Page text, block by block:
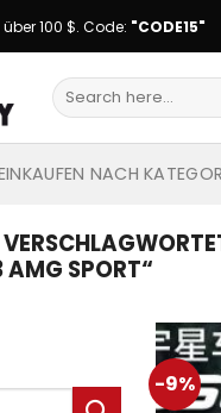
100 $. Code: "CODE15"
Suche
nach:
NACH
AMG SPORT“
-9%